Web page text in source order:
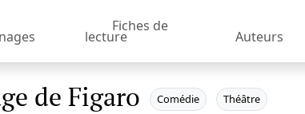
Fiches de
lecture Auteurs
de Figaro Comédie Théâtre